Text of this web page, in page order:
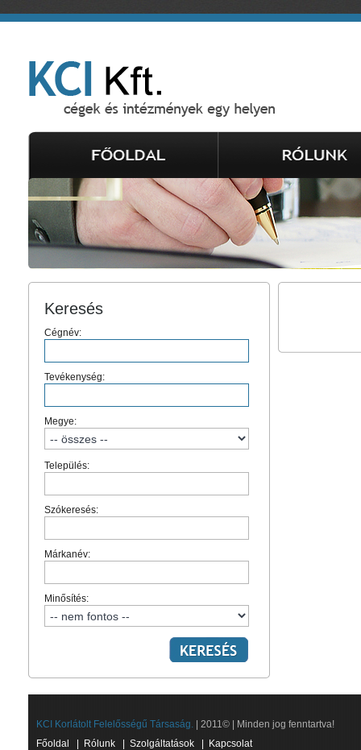
Keresés
Cégnév:
Tevékenység:
Megye:
Település:
Szókeresés:
Márkanév:
Minősítés:
KCI Korlátolt Felelősségű Társaság. | 2011© | Minden jog fenntartva!
Főoldal
Rólunk Szolgáltatások Kapcsolat